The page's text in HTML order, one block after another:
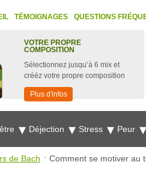
TÉMOIGNAGES QUESTIONS
VOTRE PROPRE
COMPOSITION
Sélectionnez jusqu’à 6 mix et
crééz votre propre composition
Plus d'infos
Déjection Stress Peur
de Bach Comment se motiver au